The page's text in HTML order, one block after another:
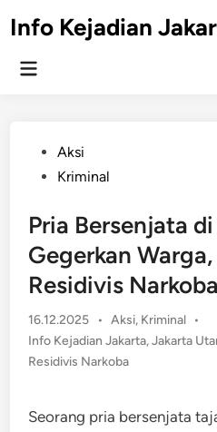
toInfo Kejadian
Main
PostedAksi
Kriminal
Pria Bersenjata
Gegerkan
Residivis Narkoba
16.12.2025 • Posted
in
Aksi, Kriminal •
Info Kejadian Jakarta,Jakarta
Residivis Narkoba
Seorang pria bersenjata